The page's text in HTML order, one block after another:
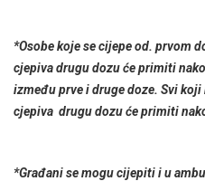
*Osobe koje se cijepe od. prvom
cjepiva drugu dozu će primiti
između prve i druge doze. Svi
cjepiva drugu dozu će primiti
*Građani se mogu cijepiti i u